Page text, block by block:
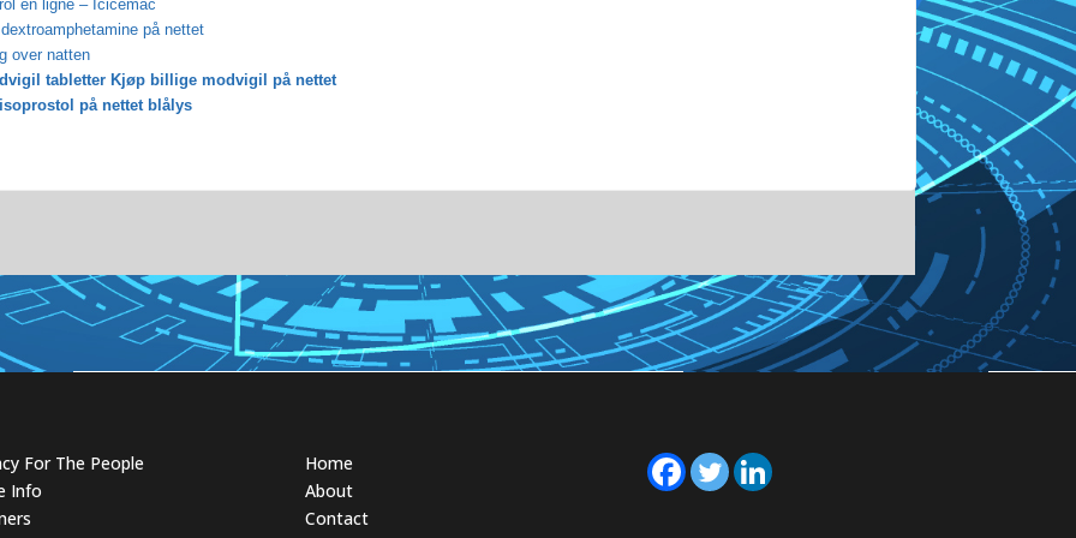
en ligne – Icicemac
på nettet
over natten
tabletter Kjøp billige modvigil på nettet
på nettet blålys
For The People
Info
Home
About
Contact